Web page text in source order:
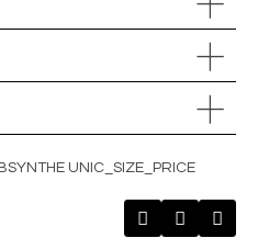
UNIC_SIZE_PRICE